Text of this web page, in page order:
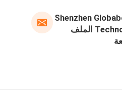
Shenzhen
Technology Co.,Ltd الملف